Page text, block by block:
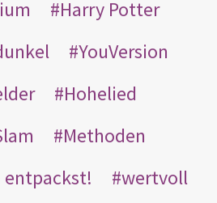
Harry Potter
YouVersion
Hohelied
Methoden
entpackst!
wertvoll